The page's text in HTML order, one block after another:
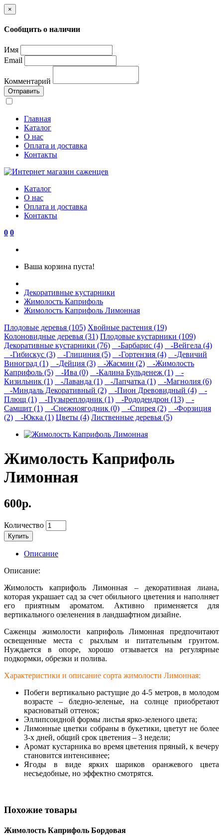
×
Сообщить о наличии
Имя
Email
Комментарий
Отправить
Главная
Каталог
О нас
Оплата и доставка
Контакты
Каталог
О нас
Оплата и доставка
Контакты
0 0
Ваша корзина пуста!
Декоративные кустарники
Жимолость Каприфоль
Жимолость Каприфоль Лимонная
Плодовые деревья (105) Хвойные растения (19)
Колоновидные деревья (31) Плодовые кустарники (109)
Декоративные кустарники (76)
-Барбарис (4)
-Вейгела (4)
-Гибискус (3)
-Глициния (5) -Гортензия (4)
-Девичий
Виноград (1)
-Дейция (3) -Жасмин (2)
-Жимолость
Каприфоль (5)
-Ива (0) -Калина Бульденеж (1)
-
Кизильник (1)
-Лаванда (1) -Лапчатка (1)
-Магнолия (6)
-Миндаль Декоративный (2)
-Пион Древовидный (4)
-
Плющ (1)
-Пузыреплодник (1) -Рододендрон (13)
-
Самшит (1)
-Снежноягодник (0) -Спирея (2)
-Форзиция
(2)
-Юкка (1) Цветы (4) Лиственные деревья (5)
Жимолость Каприфоль
Лимонная
600р.
Количество
Купить
Описание
Описание:
Жимолость каприфоль Лимонная – декоративная лиана,
которая украшает сад за счет обильного цветения и наполняет
его приятным ароматом. Активно применяется для
вертикального озеленения в ландшафтном дизайне.
Саженцы жимолости каприфоль Лимонная предпочитают
освещенные места с рыхлым и питательным грунтом.
Нуждается в опоре, хорошо отзывается на регулярные
подкормки, обрезки и полива.
Характеристики и описание сорта жимолости Лимонная:
Побеги вертикально растущие до 4-5 метров, в молодом
возрасте – бледно-зеленые, на солнце приобретают
красноватый оттенок;
Эллипсоидной формы листья ярко-зеленого цвета;
Лимонные цветки собраны в букетики, цветут не более
3-х дней, общий срок цветения – 3 недели;
Аромат кустарника во время цветения пряный, к вечеру
становится интенсивнее;
Ягоды в виде ярких шариков оранжевого цвета
несъедобные, но эффектно смотрятся.
Похожие товары
Жимолость Каприфоль Бордовая